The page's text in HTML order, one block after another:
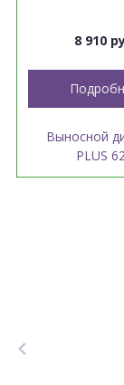
8 910
Выносной
PLUS